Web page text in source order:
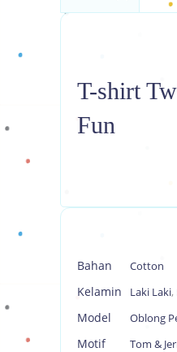
T-shirt
Fun
Bahan Cotton
Kelamin Laki Laki,
Model Oblong
Motif Tom &